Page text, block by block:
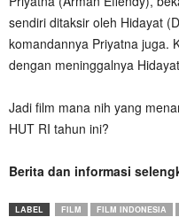
sendiri ditaksir oleh Hidayat
komandannya Priyatna juga.
dengan meninggalnya
Jadi film mana nih yang
HUT RI tahun ini?
Berita dan informasi
LABEL FILM FILM INDONESIA